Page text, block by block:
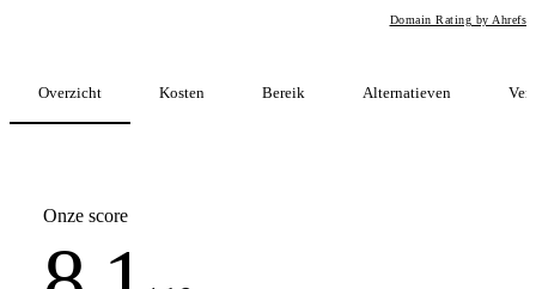
Domain Rating by Ahrefs
Overzicht Kosten Bereik Alternatieven
Onze score